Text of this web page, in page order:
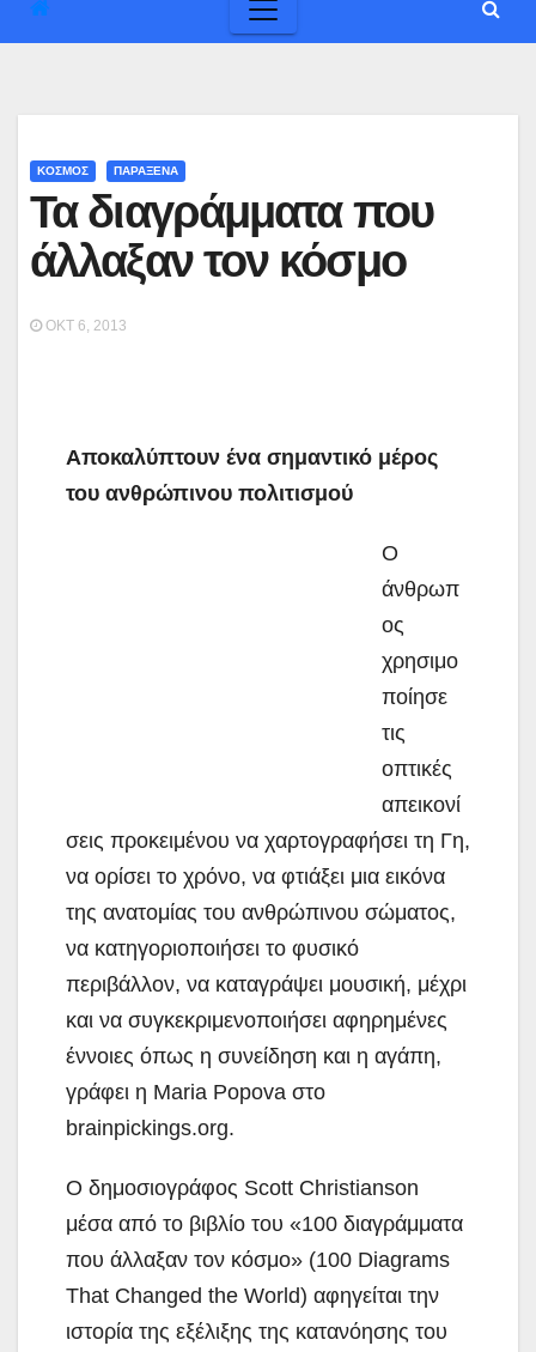
ΚΟΣΜΟΣ ΠΑΡΑΞΕΝΑ
Τα διαγράμματα που
άλλαξαν τον κόσμο
ΟΚΤ 6, 2013
Αποκαλύπτουν ένα σημαντικό μέρος
του ανθρώπινου πολιτισμού
Ο
άνθρωπ
ος
χρησιμο
ποίησε
τις
οπτικές
απεικονί
σεις προκειμένου να χαρτογραφήσει τη Γη,
να ορίσει το χρόνο, να φτιάξει μια εικόνα
της ανατομίας του ανθρώπινου σώματος,
να κατηγοριοποιήσει το φυσικό
περιβάλλον, να καταγράψει μουσική, μέχρι
και να συγκεκριμενοποιήσει αφηρημένες
έννοιες όπως η συνείδηση και η αγάπη,
γράφει η Maria Popova στο
brainpickings.org.
Ο δημοσιογράφος Scott Christianson
μέσα από το βιβλίο του «100 διαγράμματα
που άλλαξαν τον κόσμο» (100 Diagrams
That Changed the World) αφηγείται την
ιστορία της εξέλιξης της κατανόησης του